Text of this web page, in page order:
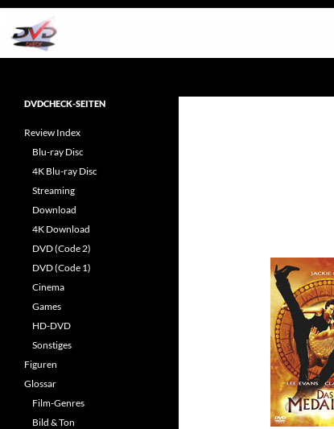
Zum
Inhalt
springen
Reviews rund ums Heimkino &
DVDCHECK-SEITEN
Review Index
Blu-ray Disc
4K Blu-ray Disc
Streaming
Download
4K Download
DVD (Code 2)
DVD (Code 1)
Cinema
Games
HD-DVD
Sonstiges
Figuren
Glossar
Film-Genres
Bild & Ton